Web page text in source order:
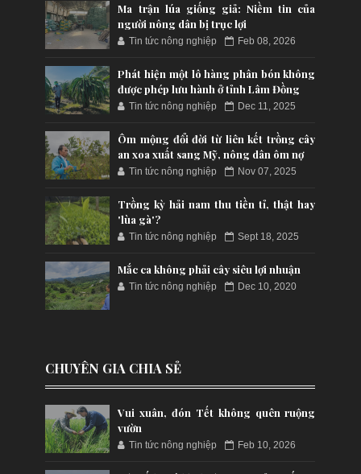
Ma trận lúa giống giả: Niềm tin của
người nông dân bị trục lợi
Tin tức nông nghiệp Feb 08, 2026
Phát hiện một lô hàng phân bón không
được phép lưu hành ở tỉnh Lâm Đồng
Tin tức nông nghiệp Dec 11, 2025
Ôm mộng đổi đời từ liên kết trồng cây
an xoa xuất sang Mỹ, nông dân ôm nợ
Tin tức nông nghiệp Nov 07, 2025
Trồng kỳ hải nam thu tiền tỉ, thật hay
'lùa gà'?
Tin tức nông nghiệp Sept 18, 2025
Mắc ca không phải cây siêu lợi nhuận
Tin tức nông nghiệp Dec 10, 2020
CHUYÊN GIA CHIA SẺ
Vui xuân, đón Tết không quên ruộng
vườn
Tin tức nông nghiệp Feb 10, 2026